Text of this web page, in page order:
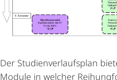
Der Studienverlaufsplan
Module in welcher